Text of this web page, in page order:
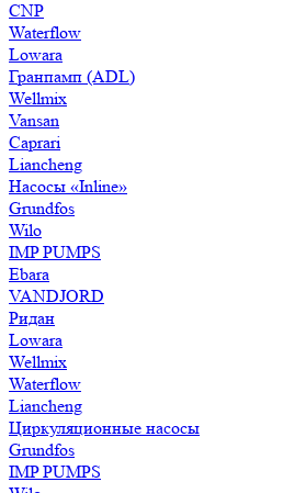
CNP
Waterflow
Lowara
Гранпамп (ADL)
Wellmix
Vansan
Caprari
Liancheng
Насосы «Inline»
Grundfos
Wilo
IMP PUMPS
Ebara
VANDJORD
Ридан
Lowara
Wellmix
Waterflow
Liancheng
Циркуляционные насосы
Grundfos
IMP PUMPS